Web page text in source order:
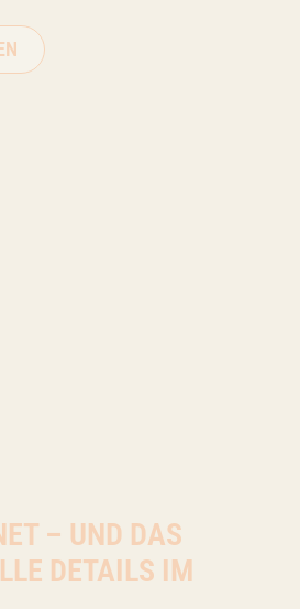
– UND DAS
DETAILS IM